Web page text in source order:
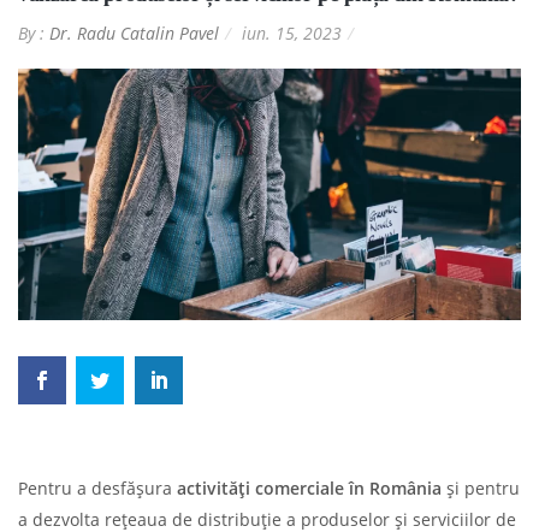
By : Dr. Radu Catalin Pavel iun. 15, 2023
Pentru a desfășura activități comerciale în România şi pentru
a dezvolta rețeaua de distribuţie a produselor şi serviciilor de